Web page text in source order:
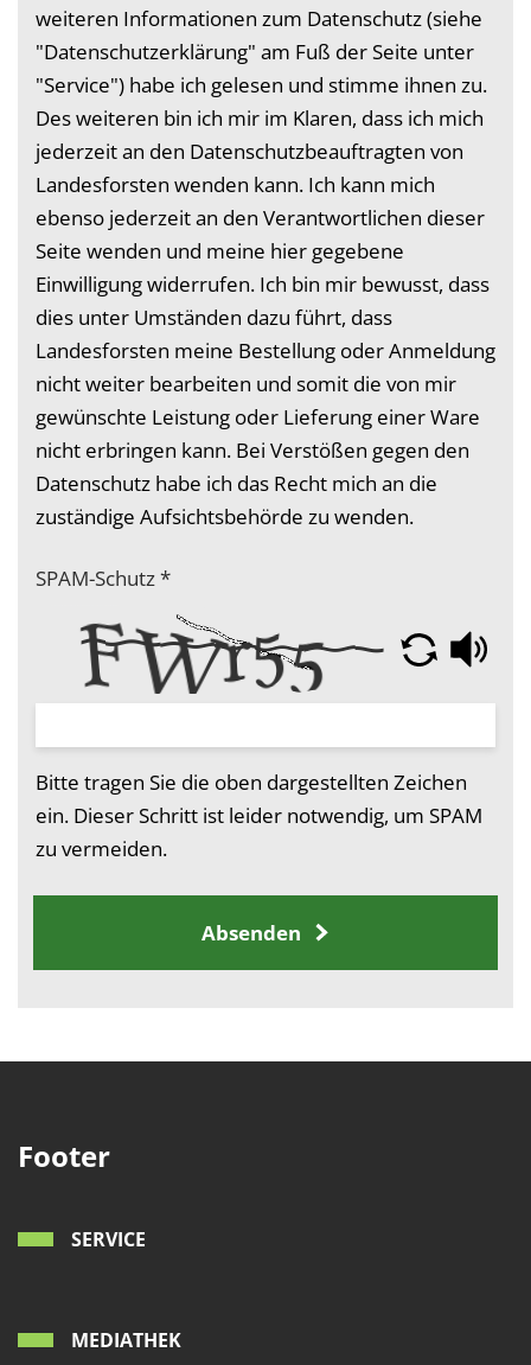
weiteren Informationen zum Datenschutz (siehe
"Datenschutzerklärung" am Fuß der Seite unter
"Service") habe ich gelesen und stimme ihnen zu.
Des weiteren bin ich mir im Klaren, dass ich mich
jederzeit an den Datenschutzbeauftragten von
Landesforsten wenden kann. Ich kann mich
ebenso jederzeit an den Verantwortlichen dieser
Seite wenden und meine hier gegebene
Einwilligung widerrufen. Ich bin mir bewusst, dass
dies unter Umständen dazu führt, dass
Landesforsten meine Bestellung oder Anmeldung
nicht weiter bearbeiten und somit die von mir
gewünschte Leistung oder Lieferung einer Ware
nicht erbringen kann. Bei Verstößen gegen den
Datenschutz habe ich das Recht mich an die
zuständige Aufsichtsbehörde zu wenden.
SPAM-Schutz*
Bitte tragen Sie die oben dargestellten Zeichen
ein. Dieser Schritt ist leider notwendig, um SPAM
zu vermeiden.
Absenden
Footer
SERVICE
MEDIATHEK